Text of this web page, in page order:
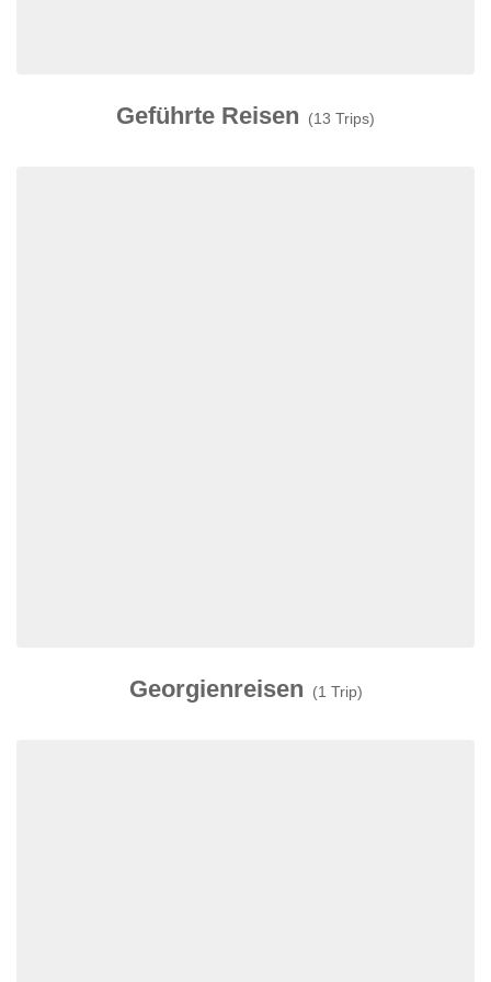
Geführte Reisen (13 Trips)
Georgienreisen (1 Trip)